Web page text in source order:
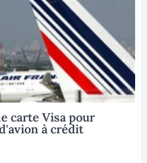
carte Visa pour
à crédit